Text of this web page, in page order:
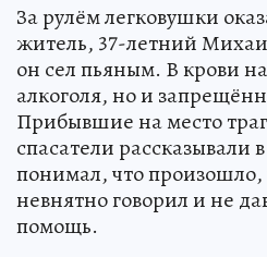
За рулём легковушки
житель, 37-летний
он сел пьяным. В крови
алкоголя, но и
Прибывшие на место
спасатели рассказывали
понимал, что
невнятно говорил и не
помощь.